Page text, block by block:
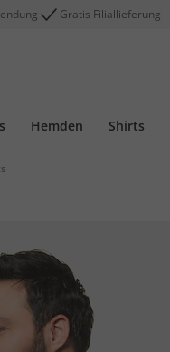
Gratis Filiallieferung
Hemden Shirts